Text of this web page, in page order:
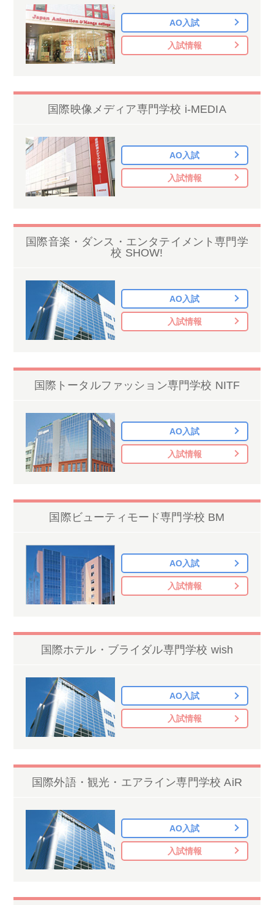
AO入試
入試情報
国際映像メディア専門学校 i-MEDIA
AO入試
入試情報
国際音楽・ダンス・エンタテイメント専門学
校 SHOW!
AO入試
入試情報
国際トータルファッション専門学校 NITF
AO入試
入試情報
国際ビューティモード専門学校 BM
AO入試
入試情報
国際ホテル・ブライダル専門学校 wish
AO入試
入試情報
国際外語・観光・エアライン専門学校 AiR
AO入試
入試情報